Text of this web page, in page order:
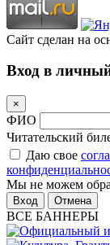
Сайт сделан на
Вход в
×
ФИО
Читательский
Даю свое
Мы не можем
Отмена
ВСЕ БАННЕРЫ